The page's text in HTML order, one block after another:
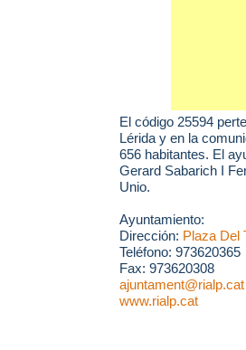
El código 25594
Lérida y en la
656 habitantes. El
Gerard Sabarich I
Unio.
Ayuntamiento:
Dirección: Plaza Del
Teléfono: 973620365
Fax: 973620308
ajuntament@rialp.cat
www.rialp.cat